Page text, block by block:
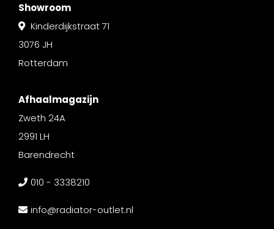
Showroom
Kinderdijkstraat 71
3076 JH
Rotterdam
Afhaalmagazijn
Zweth 24A
2991 LH
Barendrecht
010 - 3338210
info@radiator-outlet.nl